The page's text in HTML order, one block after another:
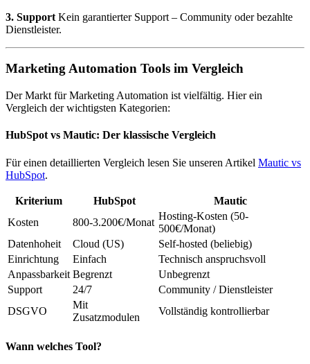
3. Support Kein garantierter Support – Community oder bezahlte
Dienstleister.
Marketing Automation Tools im Vergleich
Der Markt für Marketing Automation ist vielfältig. Hier ein
Vergleich der wichtigsten Kategorien:
HubSpot vs Mautic: Der klassische Vergleich
Für einen detaillierten Vergleich lesen Sie unseren Artikel Mautic vs
HubSpot.
Kriterium HubSpot
Mautic
Kosten
800-3.200€/Monat
Hosting-Kosten (50-
500€/Monat)
Datenhoheit
Cloud (US)
Self-hosted (beliebig)
Einrichtung
Einfach
Technisch anspruchsvoll
Anpassbarkeit Begrenzt
Unbegrenzt
Support
24/7
Community / Dienstleister
DSGVO
Mit
Zusatzmodulen
Vollständig kontrollierbar
Wann welches Tool?